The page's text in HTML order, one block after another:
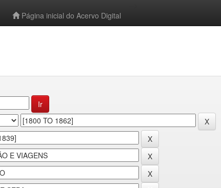
Página inicial do Acervo Digital